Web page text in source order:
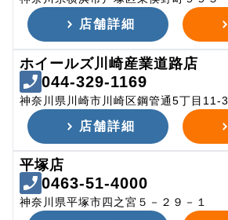
店舗詳細
ホイールズ川崎産業道路店
044-329-1169
神奈川県川崎市川崎区鋼管通5丁目11-3
店舗詳細
平塚店
0463-51-4000
神奈川県平塚市四之宮５－２９－１